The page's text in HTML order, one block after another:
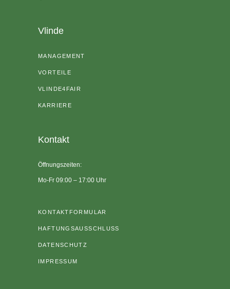
Vlinde
MANAGEMENT
VORTEILE
VLINDE4FAIR
KARRIERE
Kontakt
Öffnungszeiten:
Mo-Fr 09:00 – 17:00 Uhr
KONTAKTFORMULAR
HAFTUNGSAUSSCHLUSS
DATENSCHUTZ
IMPRESSUM